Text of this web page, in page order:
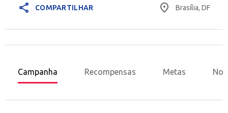
share COMPARTILHAR place Brasília, DF
Campanha Recompensas Metas